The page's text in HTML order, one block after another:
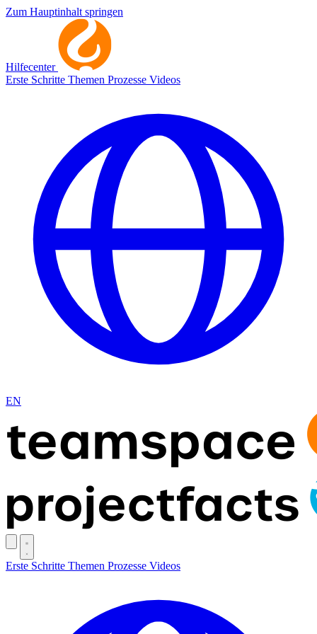
Zum Hauptinhalt springen
Hilfecenter
Erste Schritte Themen Prozesse Videos
EN
Erste Schritte Themen Prozesse Videos